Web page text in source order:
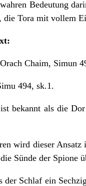
Bedeutung
die Tora mit vollem
Chaim, Simun
494, sk.1.
bekannt als die
wird dieser Ansatz
Sünde der Spione
der Schlaf ein